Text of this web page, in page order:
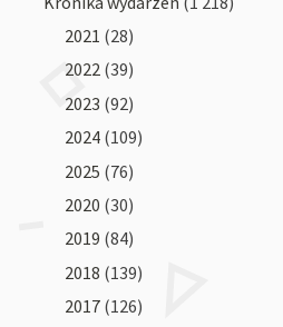
2021 (28)
2022 (39)
2023 (92)
2024 (109)
2025 (76)
2020 (30)
2019 (84)
2018 (139)
2017 (126)